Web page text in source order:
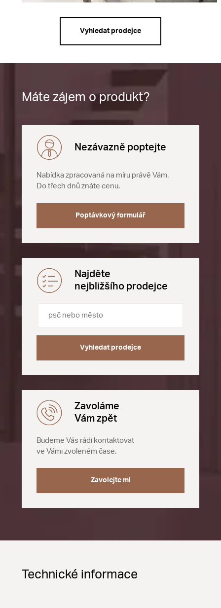
Vyhledat prodejce
Máte zájem o produkt?
Nezávazně poptejte
Nabídka zpracovaná na míru právě Vám.
Do třech dnů znáte cenu.
Poptávkový formulář
Najděte
nejbližšího prodejce
Vyhledat prodejce
Zavoláme
Vám zpět
Budeme Vás rádi kontaktovat
ve Vámi zvoleném čase.
Zavolejte mi
Technické informace